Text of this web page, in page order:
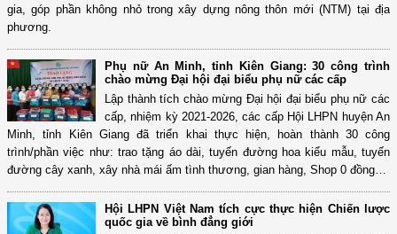
gia, góp phần không nhỏ trong xây dựng nông thôn mới (NTM) tại địa
phương.
Phụ nữ An Minh, tỉnh Kiên Giang: 30 công trình
chào mừng Đại hội đại biểu phụ nữ các cấp
Lập thành tích chào mừng Đại hội đại biểu phụ nữ các
cấp, nhiệm kỳ 2021-2026, các cấp Hội LHPN huyện An
Minh, tỉnh Kiên Giang đã triển khai thực hiện, hoàn thành 30 công
trình/phần việc như: trao tặng áo dài, tuyến đường hoa kiểu mẫu, tuyến
đường cây xanh, xây nhà mái ấm tình thương, gian hàng, Shop 0 đồng…
Hội LHPN Việt Nam tích cực thực hiện Chiến lược
quốc gia về bình đẳng giới